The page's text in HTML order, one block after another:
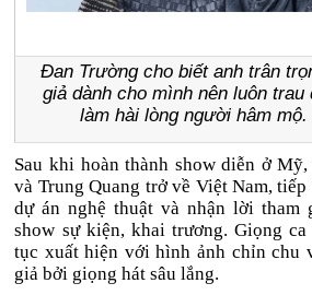
Đan Trường cho biết anh trân
giả dành cho mình nên luôn
làm hài lòng người hâm mộ.
Sau khi hoàn thành show diễn ở
và Trung Quang trở về Việt Nam,
dự án nghệ thuật và nhận lời tham
show sự kiện, khai trương. Giọng
tục xuất hiện với hình ảnh chỉn chu
giả bởi giọng hát sâu lắng.